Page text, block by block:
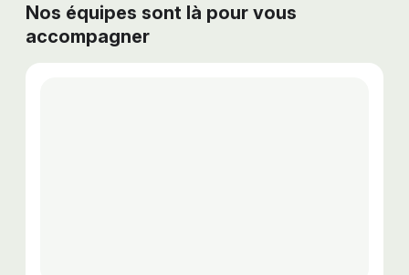
Nos équipes sont là pour vous
accompagner